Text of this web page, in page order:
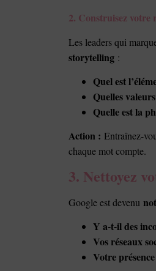
2. Construisez votre
Les leaders qui
storytelling :
Quel est
Quelles
Quelle est la
Action : Entraînez-
chaque mot compte.
3. Nettoyez
Google est devenu
Y a-t-il des
Vos réseaux
Votre